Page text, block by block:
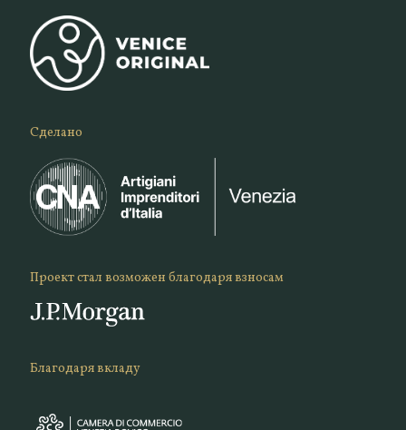
Сделано
Проект стал возможен благодаря взносам
Благодаря вкладу